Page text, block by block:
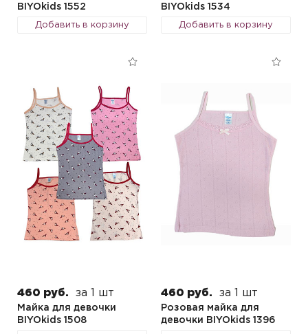
BIYOkids 1552
Добавить в корзину
BIYOkids 1534
Добавить в корзину
460 руб. за 1 шт
Майка для девочки
BIYOkids 1508
460 руб. за 1 шт
Розовая майка для
девочки BIYOkids 1396